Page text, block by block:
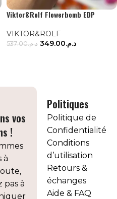
Viktor&Rolf Flowerbomb EDP
VIKTOR&ROLF
د.م.537.00 د.م.349.00
vos
!
à
pas à
Politiques
Politique de
Confidentialité
Conditions
d’utilisation
Retours &
échanges
Aide & FAQ